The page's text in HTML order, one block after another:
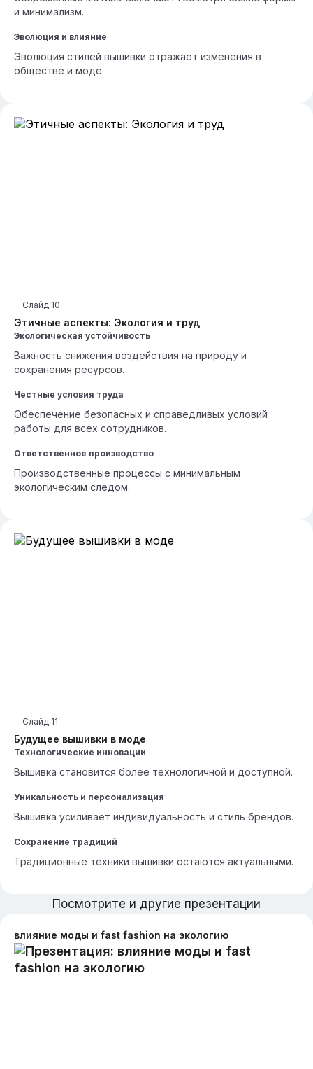
и минимализм.
Эволюция и влияние
Эволюция стилей вышивки отражает изменения в
обществе и моде.
Этичные аспекты: Экология и труд
Слайд 10
Экологическая устойчивость
Важность снижения воздействия на природу и
сохранения ресурсов.
Честные условия труда
Обеспечение безопасных и справедливых условий
работы для всех сотрудников.
Ответственное производство
Производственные процессы с минимальным
экологическим следом.
Будущее вышивки в моде
Слайд 11
Технологические инновации
Вышивка становится более технологичной и доступной.
Уникальность и персонализация
Вышивка усиливает индивидуальность и стиль брендов.
Сохранение традиций
Традиционные техники вышивки остаются актуальными.
Посмотрите и другие презентации
влияние моды и fast fashion на экологию